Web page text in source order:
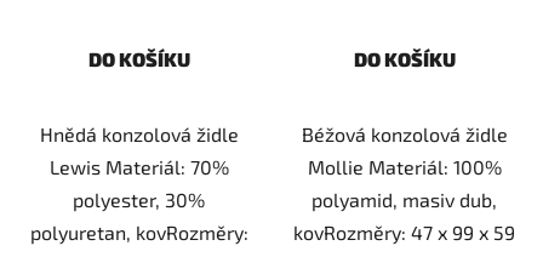
DO KOŠÍKU
Hnědá konzolová židle
Lewis Materiál: 70%
polyester, 30%
polyuretan, kovRozměry:
DO KOŠÍKU
Béžová konzolová židle
Mollie Materiál: 100%
polyamid, masiv dub,
kovRozměry: 47 x 99 x 59